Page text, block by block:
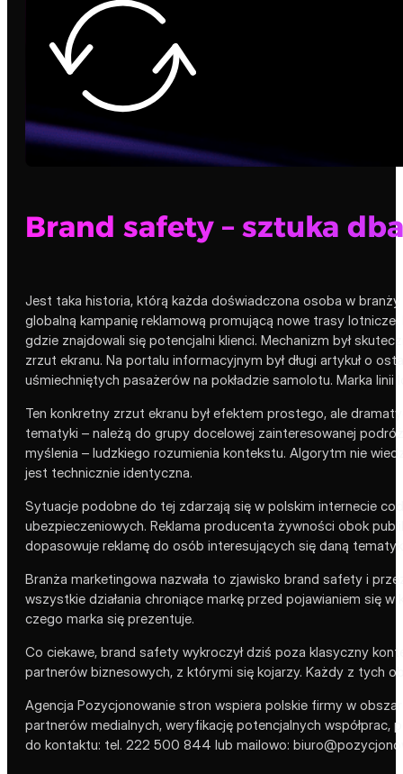
Brand safety – sztuka
Jest taka historia, którą każda doświadczona osoba w
globalną kampanię reklamową promującą nowe trasy
gdzie znajdowali się potencjalni klienci. Mechanizm był
zrzut ekranu. Na portalu informacyjnym był długi artykuł o
uśmiechniętych pasażerów na pokładzie samolotu. Marka
Ten konkretny zrzut ekranu był efektem prostego, ale
tematyki – należą do grupy docelowej zainteresowanej
myślenia – ludzkiego rozumienia kontekstu. Algorytm nie
jest technicznie identyczna.
Sytuacje podobne do tej zdarzają się w polskim internecie
ubezpieczeniowych. Reklama producenta żywności obok
dopasowuje reklamę do osób interesujących się daną
Branża marketingowa nazwała to zjawisko brand safety i
wszystkie działania chroniące markę przed pojawianiem się
czego marka się prezentuje.
Co ciekawe, brand safety wykroczył dziś poza klasyczny
partnerów biznesowych, z którymi się kojarzy. Każdy z tych
Agencja Pozycjonowanie stron wspiera polskie firmy w
partnerów medialnych, weryfikację potencjalnych współprac,
do kontaktu: tel. 222 500 844 lub mailowo: